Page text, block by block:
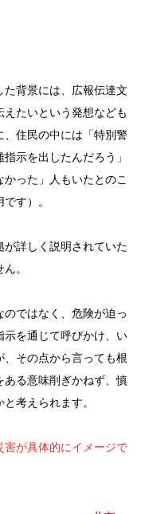
背景には、広報伝達文
たいという発想なども
、住民の中には「特別警
示を出したんだろう」
った」人もいたとのこ
す）。
詳しく説明されていた
。
ではなく、危険が迫っ
示を通じて呼びかけ、い
その点から言っても根
る意味削ぎかねず、慎
考えられます。
害が具体的にイメージで